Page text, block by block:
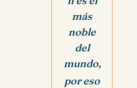
más
noble
del
mundo,
por eso